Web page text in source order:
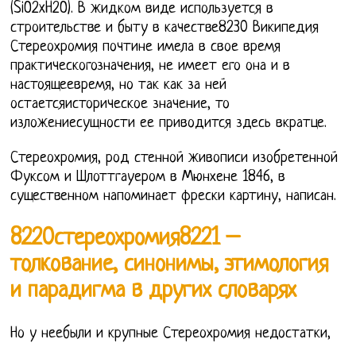
(SiO2xH2O). В жидком виде используется в
строительстве и быту в качестве8230 Википедия
Стереохромия почтине имела в свое время
практическогозначения, не имеет его она и в
настоящеевремя, но так как за ней
остаетсяисторическое значение, то
изложениесущности ее приводится здесь вкратце.
Стереохромия, род стенной живописи изобретенной
Фуксом и Шлоттгауером в Мюнхене 1846, в
существенном напоминает фрески картину, написан.
8220стереохромия8221 –
толкование, синонимы, этимология
и парадигма в других словарях
Но у неебыли и крупные Стереохромия недостатки,